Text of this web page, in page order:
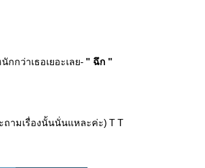
กว่าเธอเยอะเลย- " ฉึก "
ามเรื่องนั้นนั่นแหละค่ะ) T T